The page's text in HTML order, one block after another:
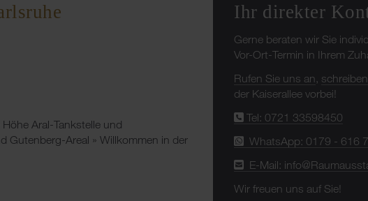
Aral-Tankstelle und
Gutenberg-Areal » Willkommen in der
Ihr direkter
Gerne beraten wir Sie
Vor-Ort-Termin in Ihrem
Rufen Sie uns an,
der Kaiserallee vorbei!
Tel: 0721 33598450
WhatsApp: 0179 - 616
E-Mail:
Wir freuen uns auf Sie!